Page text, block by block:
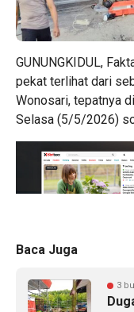
GUNUNGKIDUL,
pekat terlihat dari
Wonosari, tepatnya
Selasa (5/5/2026)
Baca Juga
3